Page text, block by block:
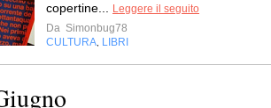
copertine...
Leggere il seguito
Da Simonbug78
CULTURA LIBRI